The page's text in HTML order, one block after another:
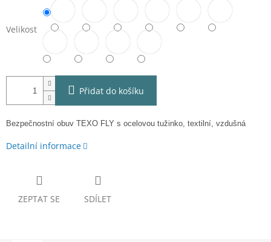
Velikost
Přidat do košíku
Bezpečnostní obuv TEXO FLY s ocelovou tužinko, textilní, vzdušná
Detailní informace
ZEPTAT SE SDÍLET